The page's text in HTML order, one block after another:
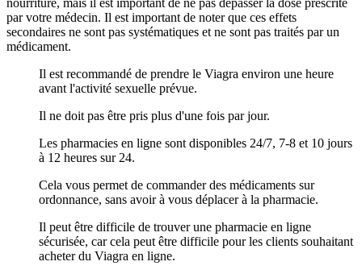
nourriture, mais il est important de ne pas dépasser la dose prescrite
par votre médecin. Il est important de noter que ces effets
secondaires ne sont pas systématiques et ne sont pas traités par un
médicament.
Il est recommandé de prendre le Viagra environ une heure
avant l'activité sexuelle prévue.
Il ne doit pas être pris plus d'une fois par jour.
Les pharmacies en ligne sont disponibles 24/7, 7-8 et 10 jours
à 12 heures sur 24.
Cela vous permet de commander des médicaments sur
ordonnance, sans avoir à vous déplacer à la pharmacie.
Il peut être difficile de trouver une pharmacie en ligne
sécurisée, car cela peut être difficile pour les clients souhaitant
acheter du Viagra en ligne.